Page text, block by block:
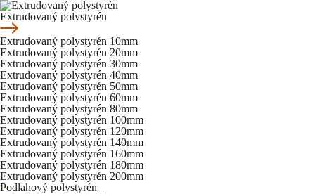
Extrudovaný polystyrén
Extrudovaný polystyrén 10mm
Extrudovaný polystyrén 20mm
Extrudovaný polystyrén 30mm
Extrudovaný polystyrén 40mm
Extrudovaný polystyrén 50mm
Extrudovaný polystyrén 60mm
Extrudovaný polystyrén 80mm
Extrudovaný polystyrén 100mm
Extrudovaný polystyrén 120mm
Extrudovaný polystyrén 140mm
Extrudovaný polystyrén 160mm
Extrudovaný polystyrén 180mm
Extrudovaný polystyrén 200mm
Podlahový polystyrén